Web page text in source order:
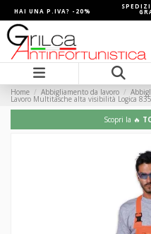
HAI UNA P.IVA? -20%
Home Abbigliamento da lavoro
Lavoro Multitasche alta visibilità Logica
Scopri la 🔥